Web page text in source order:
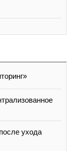
ухода